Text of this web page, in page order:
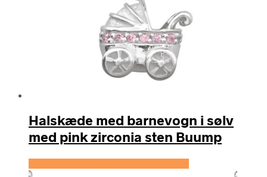
Halskæde med barnevogn i sølv
med pink zirconia sten Buump